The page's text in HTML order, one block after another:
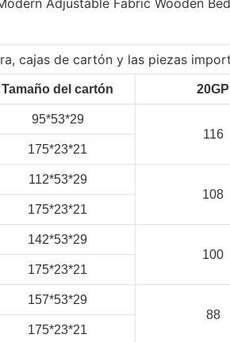
cajas de cartón y las piezas
Tamaño del cartón 20GP
95*53*29
116
175*23*21
112*53*29
108
175*23*21
142*53*29
100
175*23*21
157*53*29
88
175*23*21